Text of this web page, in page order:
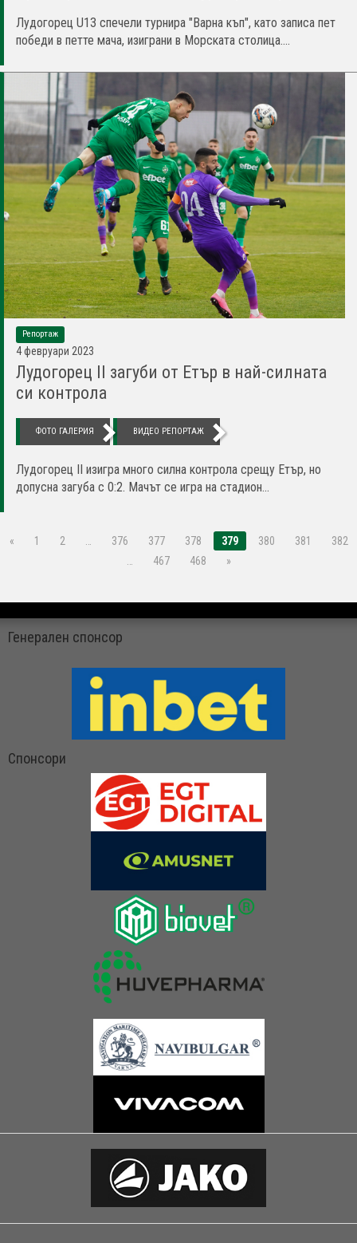
Лудогорец U13 спечели турнира "Варна къп", като записа пет
победи в петте мача, изиграни в Морската столица....
Репортаж
4 февруари 2023
Лудогорец II загуби от Етър в най-силната
си контрола
ФОТО ГАЛЕРИЯ ВИДЕО РЕПОРТАЖ
Лудогорец II изигра много силна контрола срещу Етър, но
допусна загуба с 0:2. Мачът се игра на стадион...
« 1 2 … 376 377 378 379 380 381
382
…
467 468 »
Генерален спонсор
Спонсори